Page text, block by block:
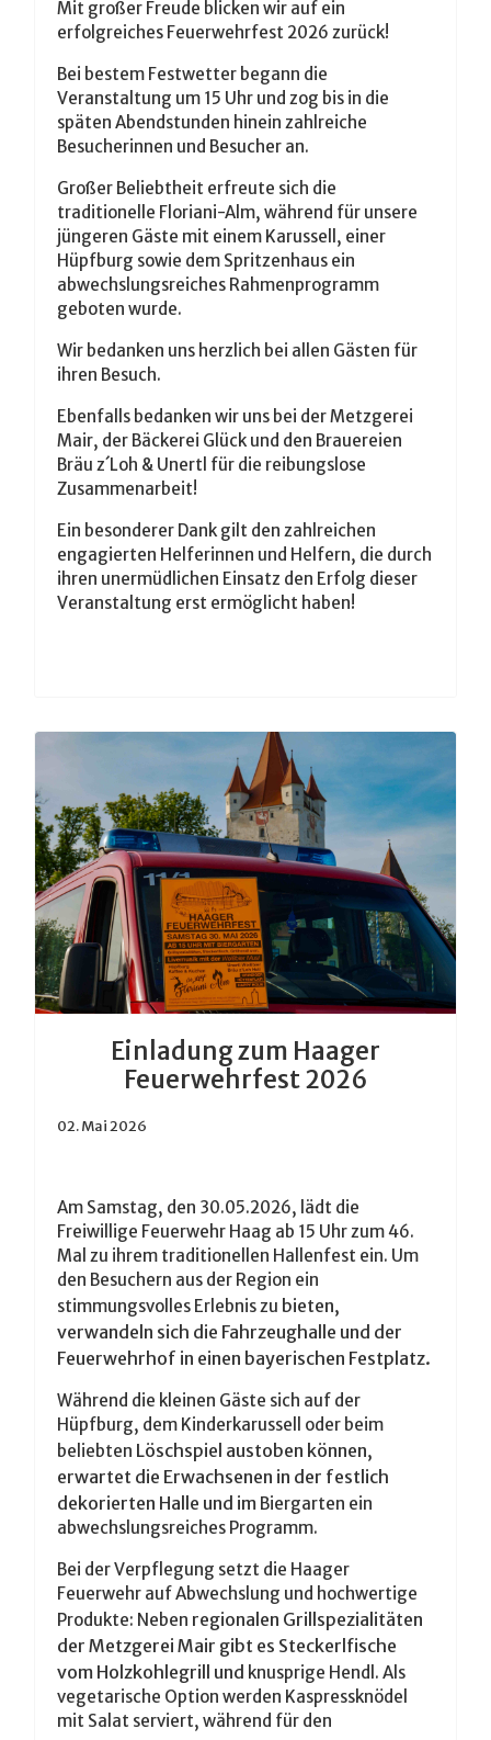
Mit großer Freude blicken wir auf ein
erfolgreiches Feuerwehrfest 2026 zurück!
Bei bestem Festwetter begann die
Veranstaltung um 15 Uhr und zog bis in die
späten Abendstunden hinein zahlreiche
Besucherinnen und Besucher an.
Großer Beliebtheit erfreute sich die
traditionelle Floriani-Alm, während für unsere
jüngeren Gäste mit einem Karussell, einer
Hüpfburg sowie dem Spritzenhaus ein
abwechslungsreiches Rahmenprogramm
geboten wurde.
Wir bedanken uns herzlich bei allen Gästen für
ihren Besuch.
Ebenfalls bedanken wir uns bei der Metzgerei
Mair, der Bäckerei Glück und den Brauereien
Bräu z´Loh & Unertl für die reibungslose
Zusammenarbeit!
Ein besonderer Dank gilt den zahlreichen
engagierten Helferinnen und Helfern, die durch
ihren unermüdlichen Einsatz den Erfolg dieser
Veranstaltung erst ermöglicht haben!
Einladung zum Haager
Feuerwehrfest 2026
02. Mai 2026
Am Samstag, den 30.05.2026, lädt die
Freiwillige Feuerwehr Haag ab 15 Uhr zum 46.
Mal zu ihrem traditionellen Hallenfest ein. Um
den Besuchern aus der Region ein
stimmungsvolles Erlebnis zu bieten,
verwandeln sich die Fahrzeughalle und der
Feuerwehrhof in einen bayerischen Festplatz.
Während die kleinen Gäste sich auf der
Hüpfburg, dem Kinderkarussell oder beim
beliebten Löschspiel austoben können,
erwartet die Erwachsenen in der festlich
dekorierten Halle und im Biergarten ein
abwechslungsreiches Programm.
Bei der Verpflegung setzt die Haager
Feuerwehr auf Abwechslung und hochwertige
Produkte: Neben regionalen Grillspezialitäten
der Metzgerei Mair gibt es Steckerlfische
vom Holzkohlegrill und knusprige Hendl. Als
vegetarische Option werden Kaspressknödel
mit Salat serviert, während für den